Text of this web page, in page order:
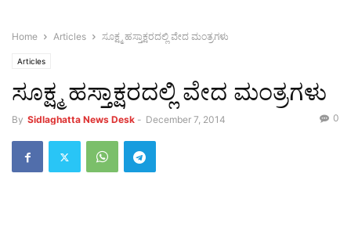
Home Articles ಸೂಕ್ಷ್ಮ ಹಸ್ತಾಕ್ಷರದಲ್ಲಿ ವೇದ ಮಂತ್ರಗಳು
Articles
ಸೂಕ್ಷ್ಮ ಹಸ್ತಾಕ್ಷರದಲ್ಲಿ ವೇದ ಮಂತ್ರಗಳು
By Sidlaghatta News Desk - December 7, 2014 0